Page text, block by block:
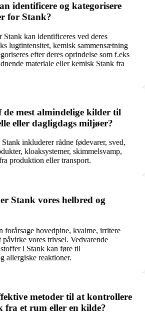
identificere og kategorisere
for Stank?
kan identificeres ved deres
lugtintensitet, kemisk sammensætning
efter deres oprindelse som f.eks
materiale eller kemisk Stank fra
de mest almindelige kilder til
eller dagligdags miljøer?
inkluderer rådne fødevarer, sved,
kloaksystemer, skimmelsvamp,
produktion eller transport.
Stank vores helbred og
forårsage hovedpine, kvalme, irritere
vores trivsel. Vedvarende
i Stank kan føre til
allergiske reaktioner.
metoder til at kontrollere
fra et rum eller en kilde?